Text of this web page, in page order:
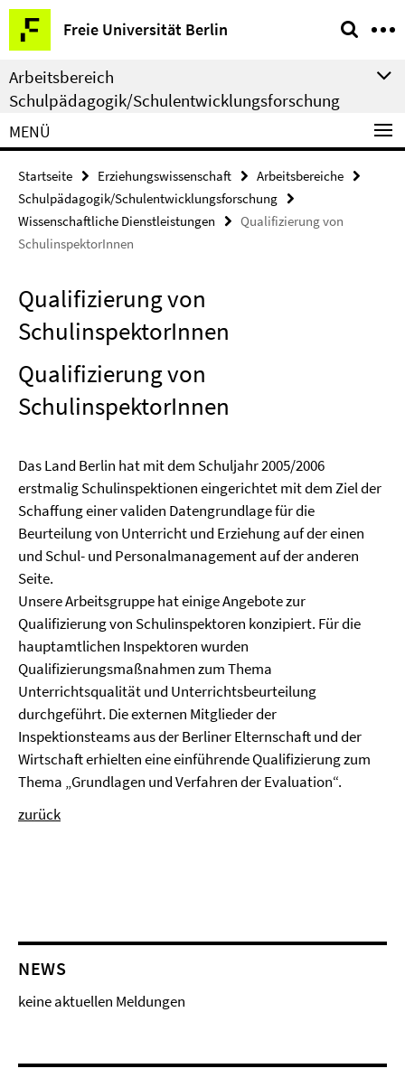
Springe
direkt
zu
Inhalt
Freie Universität Berlin
Service-
Navigation
Arbeitsbereich
Schulpädagogik/Schulentwicklungsforschung
MENÜ
Startseite Erziehungswissenschaft
Arbeitsbereiche
Schulpädagogik/Schulentwicklungsforschung
Wissenschaftliche Dienstleistungen
Qualifizierung von
SchulinspektorInnen
Qualifizierung von
SchulinspektorInnen
Qualifizierung von
SchulinspektorInnen
Das Land Berlin hat mit dem Schuljahr 2005/2006
erstmalig Schulinspektionen eingerichtet mit dem Ziel der
Schaffung einer validen Datengrundlage für die
Beurteilung von Unterricht und Erziehung auf der einen
und Schul- und Personalmanagement auf der anderen
Seite.
Unsere Arbeitsgruppe hat einige Angebote zur
Qualifizierung von Schulinspektoren konzipiert. Für die
hauptamtlichen Inspektoren wurden
Qualifizierungsmaßnahmen zum Thema
Unterrichtsqualität und Unterrichtsbeurteilung
durchgeführt. Die externen Mitglieder der
Inspektionsteams aus der Berliner Elternschaft und der
Wirtschaft erhielten eine einführende Qualifizierung zum
Thema „Grundlagen und Verfahren der Evaluation“.
zurück
NEWS
keine aktuellen Meldungen